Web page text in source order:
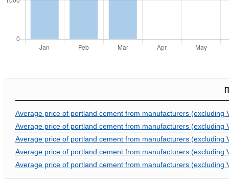
Average price of portland cement from manufacturers (excluding
Average price of portland cement from manufacturers (excluding
Average price of portland cement from manufacturers (excluding
Average price of portland cement from manufacturers (excluding
Average price of portland cement from manufacturers (excluding